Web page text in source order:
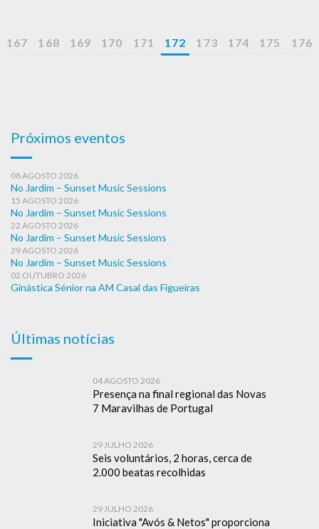
167 168 169 170 171 172 173 174 175 176
Próximos eventos
08 AGOSTO 2026
No Jardim – Sunset Music Sessions
15 AGOSTO 2026
No Jardim – Sunset Music Sessions
22 AGOSTO 2026
No Jardim – Sunset Music Sessions
29 AGOSTO 2026
No Jardim – Sunset Music Sessions
02 OUTUBRO 2026
Ginástica Sénior na AM Casal das Figueiras
Últimas notícias
04 AGOSTO 2026
Presença na final regional das Novas
7 Maravilhas de Portugal
29 JULHO 2026
Seis voluntários, 2 horas, cerca de
2.000 beatas recolhidas
29 JULHO 2026
Iniciativa "Avós & Netos" proporciona